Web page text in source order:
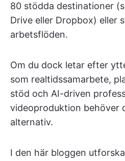
80 stödda destinationer
Drive eller Dropbox) eller
arbetsflöden.
Om du dock letar efter
som realtidssamarbete,
stöd och AI-driven
videoproduktion behöver
alternativ.
I den här bloggen